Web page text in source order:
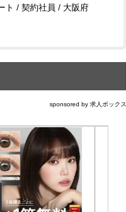
ト / 契約社員 / 大阪府
sponsored by 求人ボックス